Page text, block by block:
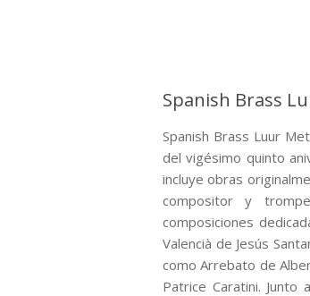
Spanish Brass
Spanish Brass Luur
del vigésimo quinto
incluye obras
compositor y
composiciones
Valencià de Jesús
como Arrebato de
Patrice Caratini.